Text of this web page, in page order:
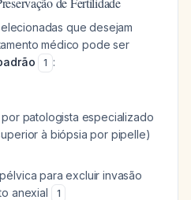
que desejam
médico pode ser
1 :
patologista especializado
à biópsia por pipelle)
para excluir invasão
anexial
1